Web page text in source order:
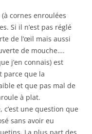
cornes enroulées
Si il n’est pas réglé
de l’œil mais aussi
de mouche….
j’en connais) est
parce que la
et que pas mal de
à plat.
une question que
sans avoir eu